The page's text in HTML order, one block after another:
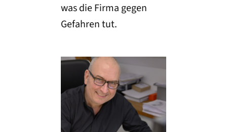
was die Firma gegen
Gefahren tut.